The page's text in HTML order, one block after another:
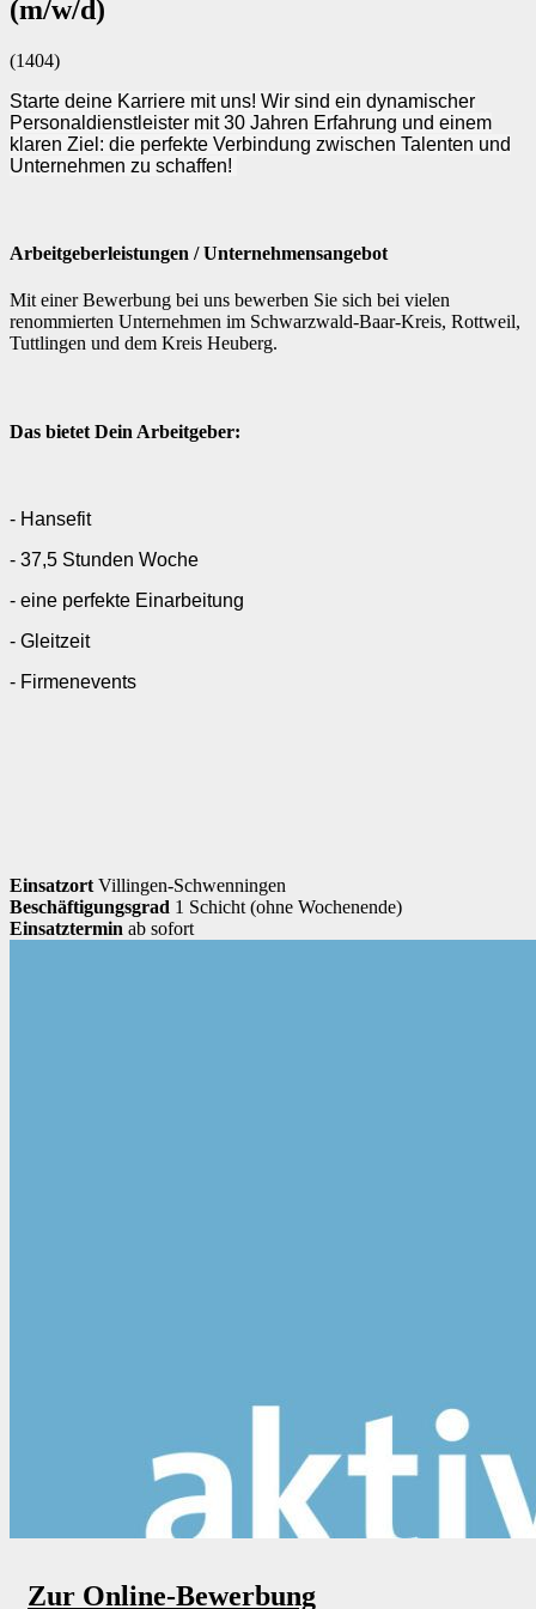
Master-Vendor-Management
Bescheinigungen & Zertifikate
(m/w/d)
(1404)
Starte deine Karriere mit uns! Wir sind ein dynamischer
Personaldienstleister mit 30 Jahren Erfahrung und einem
klaren Ziel: die perfekte Verbindung zwischen Talenten und
Unternehmen zu schaffen!
Arbeitgeberleistungen / Unternehmensangebot
Mit einer Bewerbung bei uns bewerben Sie sich bei vielen
renommierten Unternehmen im Schwarzwald-Baar-Kreis, Rottweil,
Tuttlingen und dem Kreis Heuberg.
Das bietet Dein Arbeitgeber:
- Hansefit
- 37,5 Stunden Woche
- eine perfekte Einarbeitung
- Gleitzeit
- Firmenevents
Einsatzort Villingen-Schwenningen
Beschäftigungsgrad 1 Schicht (ohne Wochenende)
Einsatztermin ab sofort
Zur Online-Bewerbung